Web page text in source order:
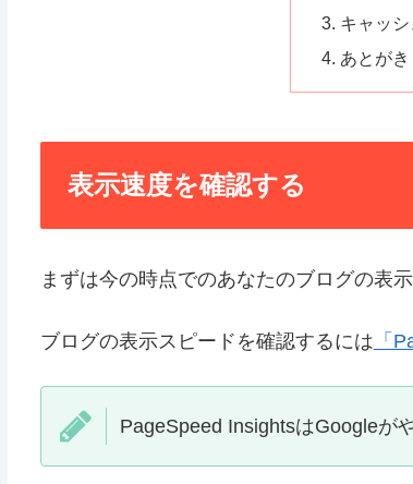
キャッ
あとがき
表示速度を確認する
まずは今の時点でのあなたのブログの表
ブログの表示スピードを確認するには 「
PageSpeed InsightsはGoogleが